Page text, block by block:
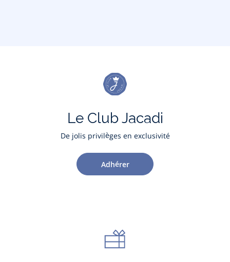
Le Club Jacadi
De jolis privilèges en exclusivité
Adhérer